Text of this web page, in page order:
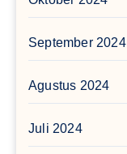
September 2024
Agustus 2024
Juli 2024